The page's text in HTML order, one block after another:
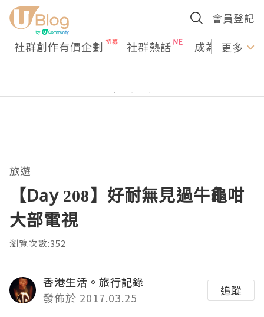
會員登記
社群創作有價企劃 社群熱話 成為U更多
旅遊
【Day 208】好耐無見過牛龜咁
大部電視
瀏覽次數:352
香港生活。旅行記錄
發佈於 2017.03.25
追蹤